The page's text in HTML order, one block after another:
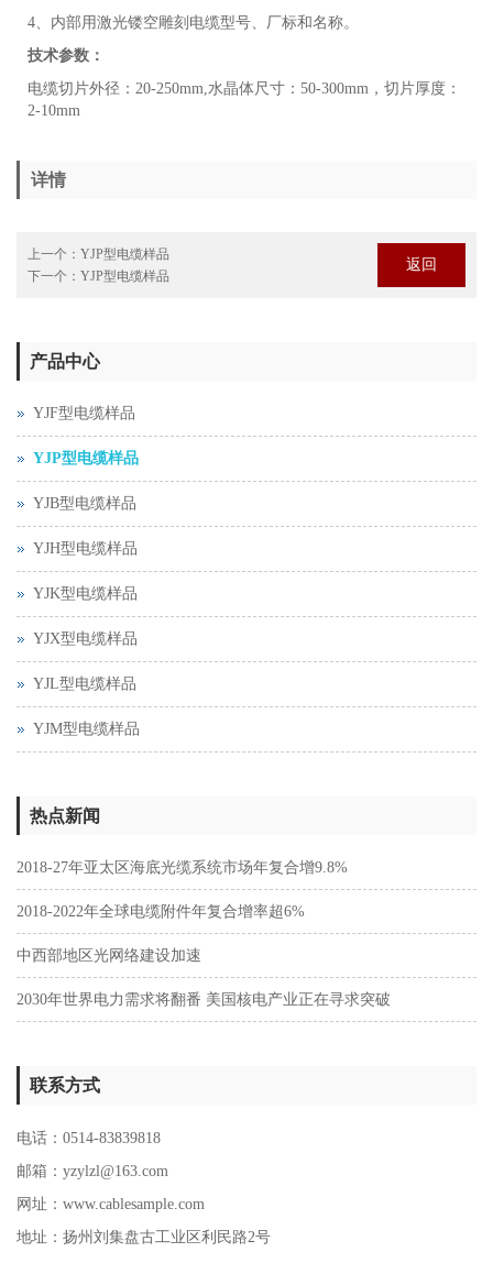
4、内部用激光镂空雕刻电缆型号、厂标和名称。
技术参数：
电缆切片外径：20-250mm,水晶体尺寸：50-300mm，切片厚度：
2-10mm
详情
上一个： YJP型电缆样品
下一个： YJP型电缆样品
返回
产品中心
YJF型电缆样品
YJP型电缆样品
YJB型电缆样品
YJH型电缆样品
YJK型电缆样品
YJX型电缆样品
YJL型电缆样品
YJM型电缆样品
热点新闻
2018-27年亚太区海底光缆系统市场年复合增9.8%
2018-2022年全球电缆附件年复合增率超6%
中西部地区光网络建设加速
2030年世界电力需求将翻番 美国核电产业正在寻求突破
联系方式
电话：0514-83839818
邮箱：yzylzl@163.com
网址： www.cablesample.com
地址：扬州刘集盘古工业区利民路2号